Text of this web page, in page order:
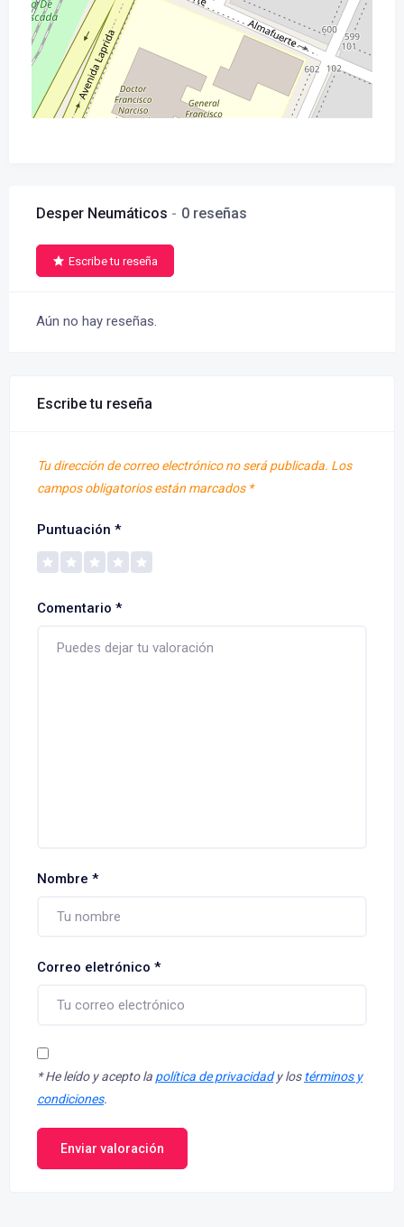
Desper Neumáticos 0 reseñas
Escribe tu reseña
Aún no hay reseñas.
Escribe tu reseña
Tu dirección de correo electrónico no será publicada. Los
campos obligatorios están marcados *
Puntuación *
Comentario *
Nombre *
Correo eletrónico *
*He leído y acepto la política de privacidady lostérminos y
condiciones.
Enviar valoración